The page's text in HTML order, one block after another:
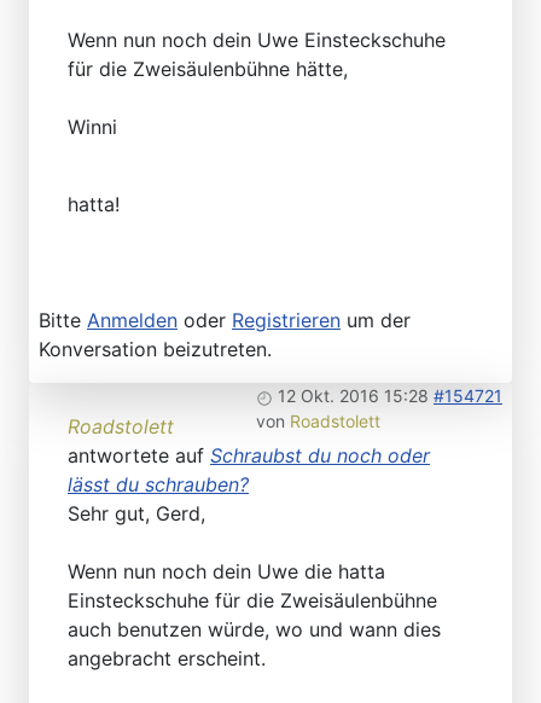
Wenn nun noch dein Uwe Einsteckschuhe
für die Zweisäulenbühne hätte,
Winni
hatta!
Bitte Anmelden oder Registrieren um der
Konversation beizutreten.
12 Okt. 2016 15:28 #154721
von Roadstolett
Roadstolett
antwortete auf Schraubst du noch oder
lässt du schrauben?
Sehr gut, Gerd,
Wenn nun noch dein Uwe die hatta
Einsteckschuhe für die Zweisäulenbühne
auch benutzen würde, wo und wann dies
angebracht erscheint.